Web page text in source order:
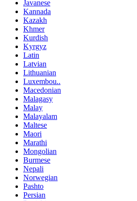
Javanese
Kannada
Kazakh
Khmer
Kurdish
Kyrgyz
Latin
Latvian
Lithuanian
Luxembou..
Macedonian
Malagasy
Malay
Malayalam
Maltese
Maori
Marathi
Mongolian
Burmese
Nepali
Norwegian
Pashto
Persian